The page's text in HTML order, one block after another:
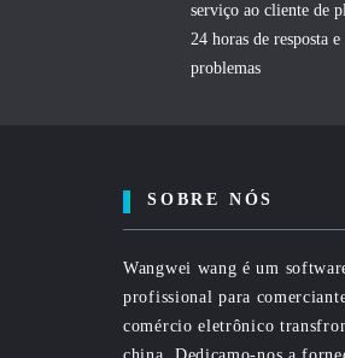
serviço ao cliente de
24 horas de resposta
problemas
SOBRE NÓS
Wangwei wang é um
profissional para
comércio eletrônico